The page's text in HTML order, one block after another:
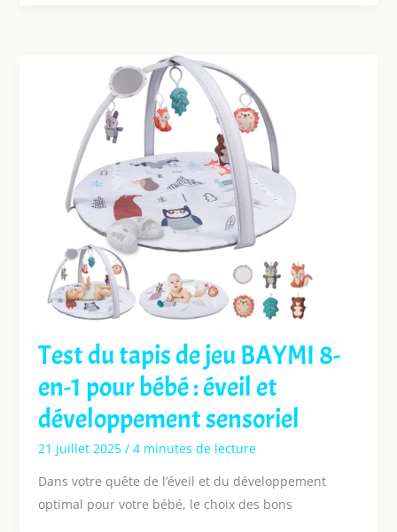
Test du tapis de jeu BAYMI 8-
en-1 pour bébé : éveil et
développement sensoriel
21 juillet 2025 / 4 minutes de lecture
Dans votre quête de l’éveil et du développement
optimal pour votre bébé, le choix des bons